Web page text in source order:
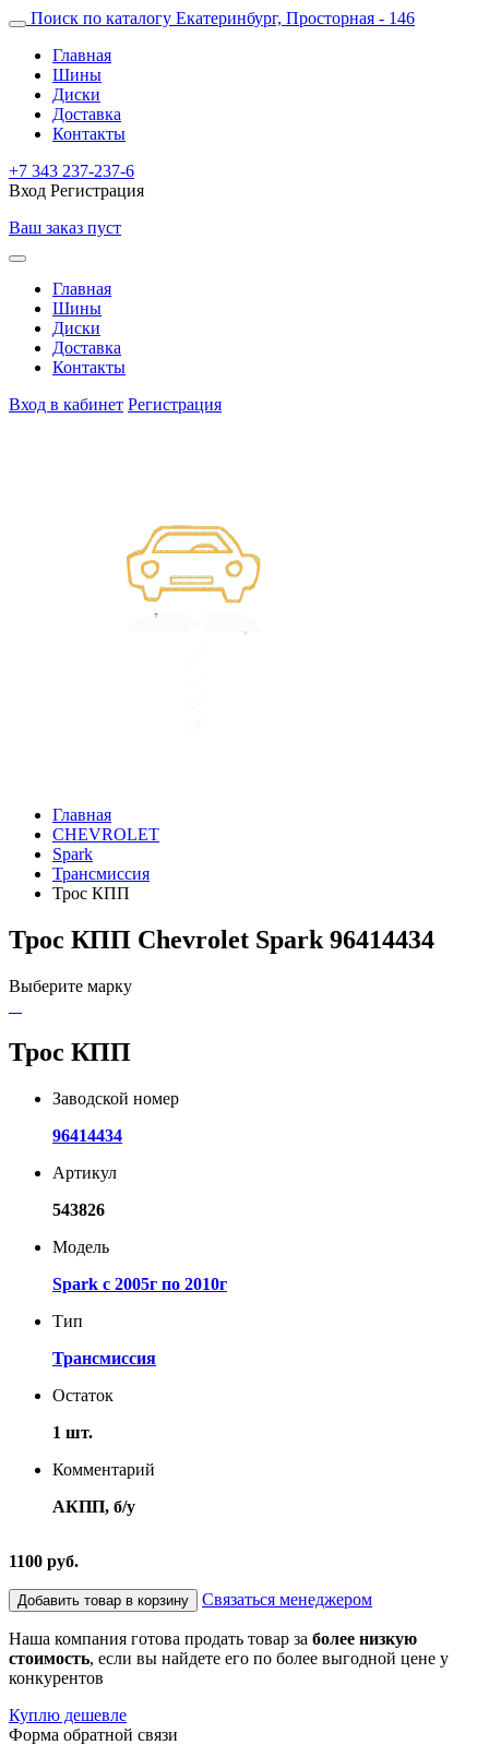
Поиск по каталогу Екатеринбург, Просторная - 146
Главная
Шины
Диски
Доставка
Контакты
+7 343 237-237-6
Вход Регистрация
Ваш заказ пуст
Главная
Шины
Диски
Доставка
Контакты
Вход в кабинет Регистрация
Главная
CHEVROLET
Spark
Трансмиссия
Трос КПП
Трос КПП Chevrolet Spark 96414434
Выберите марку
Трос КПП
Заводской номер
96414434
Артикул
543826
Модель
Spark с 2005г по 2010г
Тип
Трансмиссия
Остаток
1 шт.
Комментарий
АКПП, б/у
1100 руб.
Добавить товар в корзину Связаться менеджером
Наша компания готова продать товар за более низкую
стоимость, если вы найдете его по более выгодной цене у
конкурентов
Куплю дешевле
Форма обратной связи